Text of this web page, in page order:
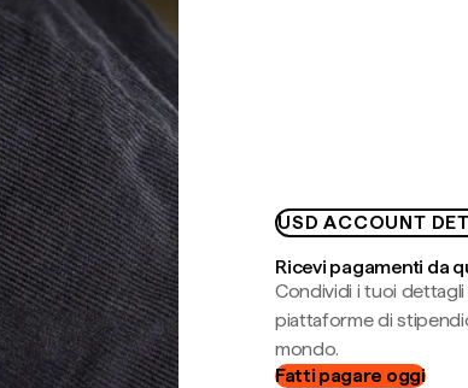
USD ACCOUNT
Ricevi pagamenti da
Condividi i tuoi dettagli
piattaforme di
mondo.
Fatti pagare oggi